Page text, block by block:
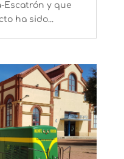
Escatrón y que
ha sido...